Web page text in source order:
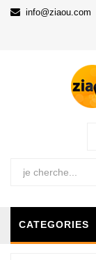
info@ziaou.com
CATEGORIES